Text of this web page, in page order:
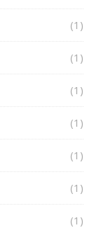
(1)
(1)
(1)
(1)
(1)
(1)
(1)